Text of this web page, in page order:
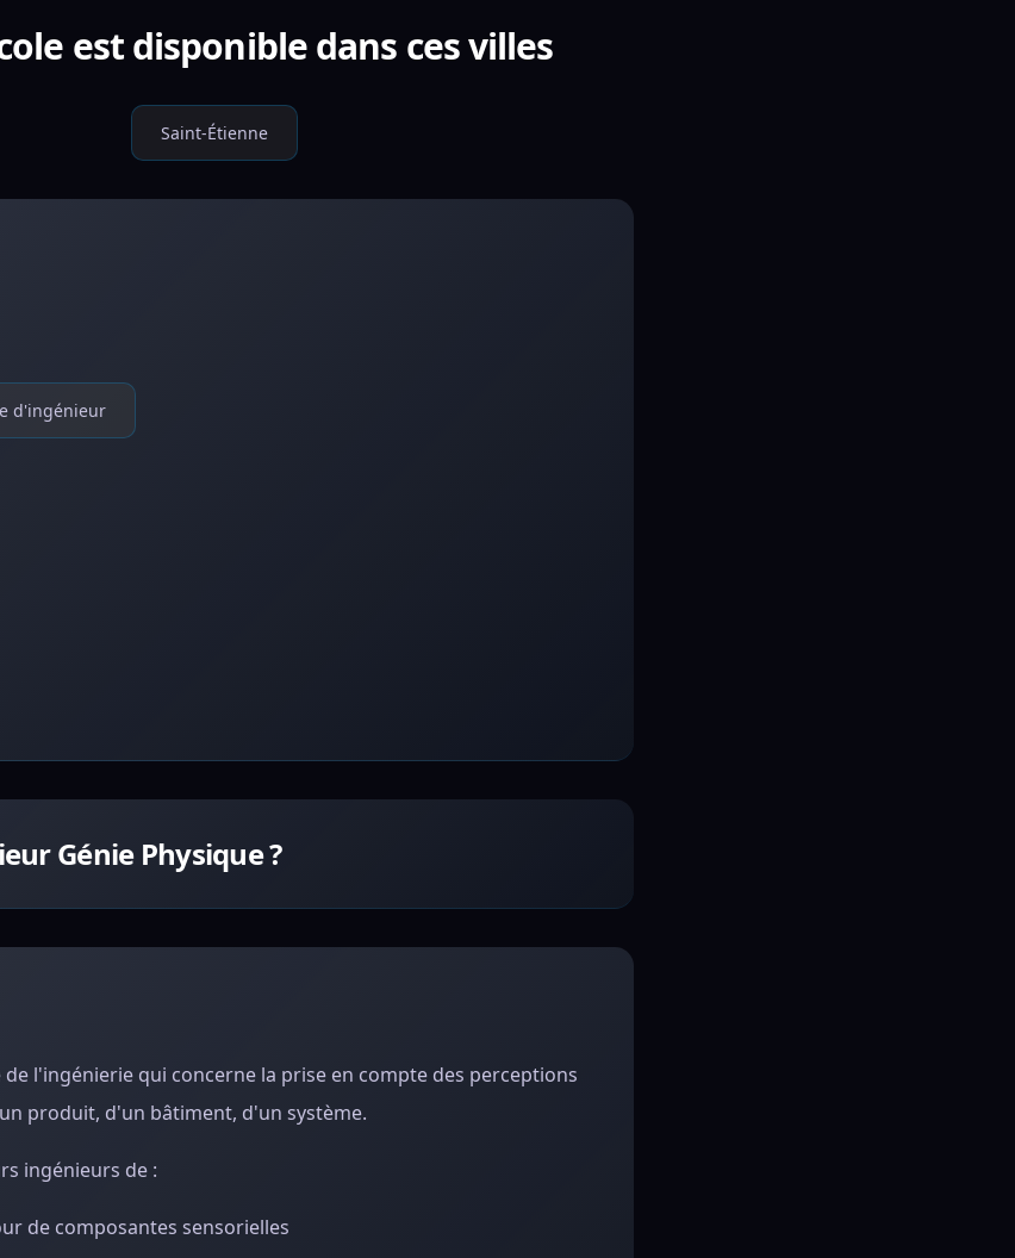
est disponible dans ces villes
Saint-Étienne
d'ingénieur
Génie Physique ?
de l'ingénierie qui concerne la prise en compte des perceptions
produit, d'un bâtiment, d'un système.
ingénieurs de :
de composantes sensorielles